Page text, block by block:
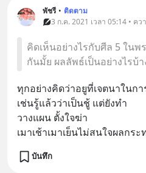
พัชรี • ติดตาม
3 ก.ค. 2021 เวลา 05:14 • ค
คิดเห็นอย่างไรกับศีล 5 ใน
กันมั้ย ผลลัพธ์เป็นอย่างไรบ้า
ทุกอย่างคิดว่าอยูที่เจตนาในก
เช่นรู้แล้วว่าเป็นชู้ แต่ยังทำ
วางแผน ตั้งใจฆ่า
เมาเช้าเมาเย็นไม่สนใจผลกระ
บันทึก